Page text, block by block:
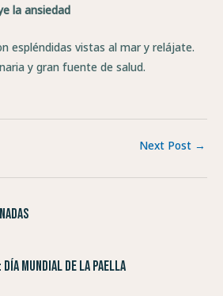
la ansiedad
espléndidas vistas al mar y relájate.
y gran fuente de salud.
Next Post →
Día Mundial de la Paella